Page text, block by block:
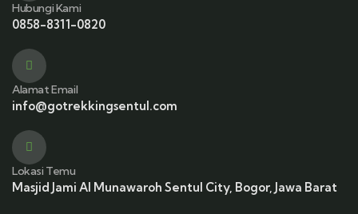
Hubungi Kami
0858-8311-0820
Alamat Email
info@gotrekkingsentul.com
Lokasi Temu
Masjid Jami Al Munawaroh Sentul City, Bogor, Jawa Barat